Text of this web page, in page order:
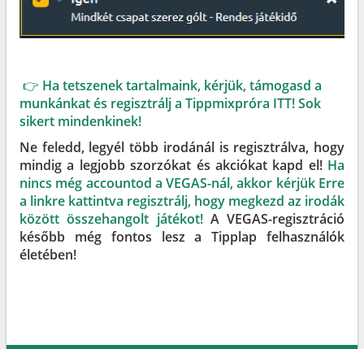
👉 Ha tetszenek tartalmaink, kérjük, támogasd a
munkánkat és regisztrálj a Tippmixpróra ITT! Sok
sikert mindenkinek!
Ne feledd, legyél több irodánál is regisztrálva, hogy
mindig a legjobb szorzókat és akciókat kapd el! Ha
nincs még accountod a VEGAS-nál, akkor kérjük Erre
a linkre kattintva regisztrálj, hogy megkezd az irodák
között összehangolt játékot! A VEGAS-regisztráció
később még fontos lesz a Tipplap felhasználók
életében!